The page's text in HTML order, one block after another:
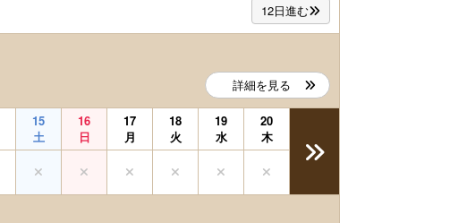
12日進む
詳細を見る
15
土
16
日
17
月
18
火
19
水
20
木